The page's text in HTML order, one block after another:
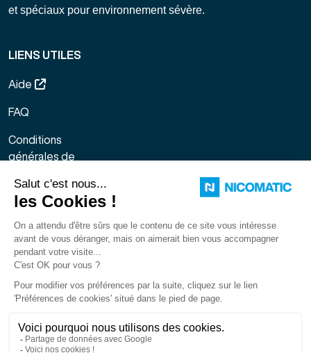
et spéciaux pour environnement sévère.
LIENS UTILES
Aide
FAQ
Conditions
générales de
Mentions légales
Sitemap
Gestion des
Français LinkedIn